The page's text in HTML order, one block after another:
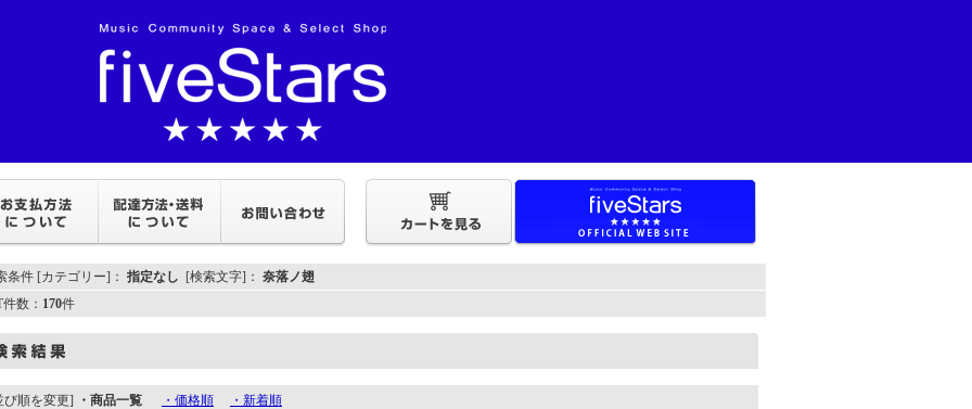
条件 [カテゴリー]： 指定なし [検索文字]： 奈落ノ翅
数： 170件
び順を変更] ・商品一覧 ・価格順 ・新着順